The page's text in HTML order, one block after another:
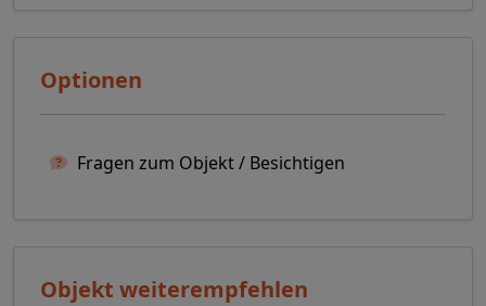
Optionen
Fragen zum Objekt / Besichtigen
Objekt weiterempfehlen